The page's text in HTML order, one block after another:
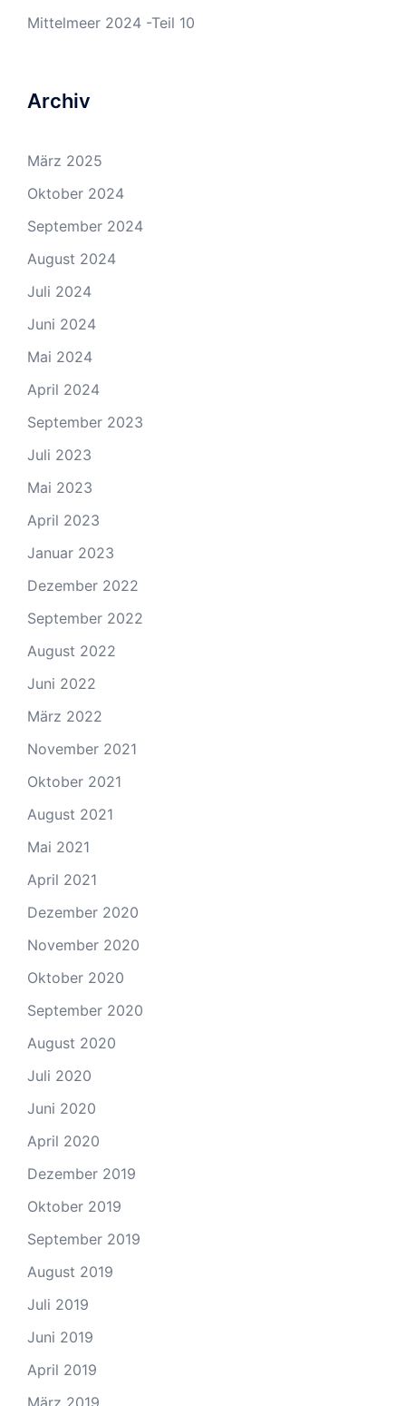
Mittelmeer 2024 -Teil 10
Archiv
März 2025
Oktober 2024
September 2024
August 2024
Juli 2024
Juni 2024
Mai 2024
April 2024
September 2023
Juli 2023
Mai 2023
April 2023
Januar 2023
Dezember 2022
September 2022
August 2022
Juni 2022
März 2022
November 2021
Oktober 2021
August 2021
Mai 2021
April 2021
Dezember 2020
November 2020
Oktober 2020
September 2020
August 2020
Juli 2020
Juni 2020
April 2020
Dezember 2019
Oktober 2019
September 2019
August 2019
Juli 2019
Juni 2019
April 2019
März 2019